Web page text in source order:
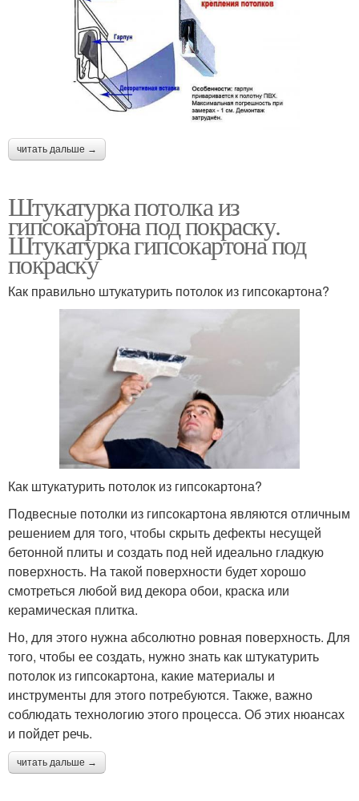
читать дальше →
Штукатурка потолка из
гипсокартона под покраску.
Штукатурка гипсокартона под
покраску
Как правильно штукатурить потолок из гипсокартона?
Как штукатурить потолок из гипсокартона?
Подвесные потолки из гипсокартона являются отличным
решением для того, чтобы скрыть дефекты несущей
бетонной плиты и создать под ней идеально гладкую
поверхность. На такой поверхности будет хорошо
смотреться любой вид декора обои, краска или
керамическая плитка.
Но, для этого нужна абсолютно ровная поверхность. Для
того, чтобы ее создать, нужно знать как штукатурить
потолок из гипсокартона, какие материалы и
инструменты для этого потребуются. Также, важно
соблюдать технологию этого процесса. Об этих нюансах
и пойдет речь.
читать дальше →